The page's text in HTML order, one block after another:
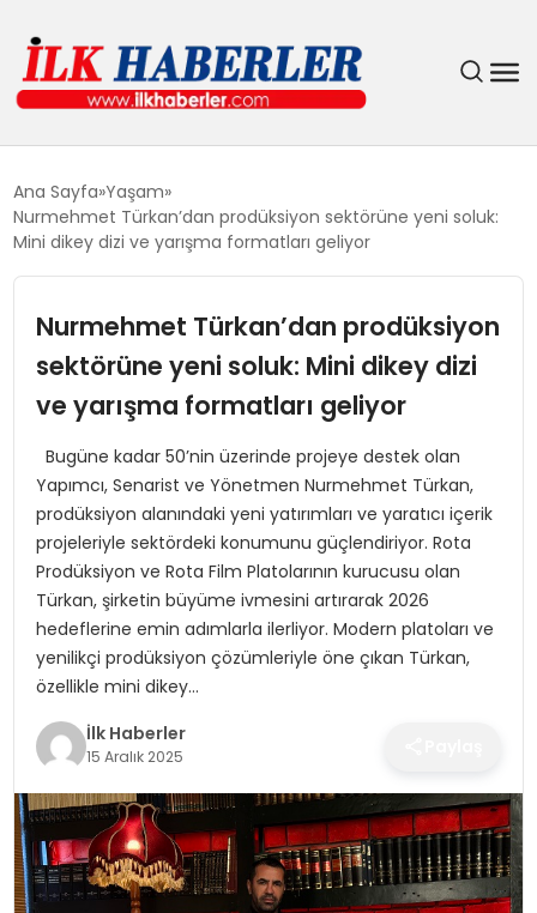
EĞITIM
GÜNDEM
MAGAZIN
SIYASET
SPOR
TEKNOLOJI
YAŞAM
Ana Sayfa Yaşam
Nurmehmet Türkan’dan prodüksiyon sektörüne yeni soluk:
Mini dikey dizi ve yarışma formatları geliyor
Nurmehmet Türkan’dan prodüksiyon
sektörüne yeni soluk: Mini dikey dizi
ve yarışma formatları geliyor
Bugüne kadar 50’nin üzerinde projeye destek olan
Yapımcı, Senarist ve Yönetmen Nurmehmet Türkan,
prodüksiyon alanındaki yeni yatırımları ve yaratıcı içerik
projeleriyle sektördeki konumunu güçlendiriyor. Rota
Prodüksiyon ve Rota Film Platolarının kurucusu olan
Türkan, şirketin büyüme ivmesini artırarak 2026
hedeflerine emin adımlarla ilerliyor. Modern platoları ve
yenilikçi prodüksiyon çözümleriyle öne çıkan Türkan,
özellikle mini dikey…
İlk Haberler
15 Aralık 2025